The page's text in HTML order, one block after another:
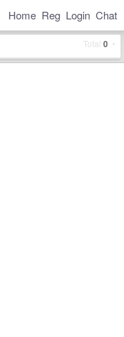
Home Reg Login Chat
Total 0 •